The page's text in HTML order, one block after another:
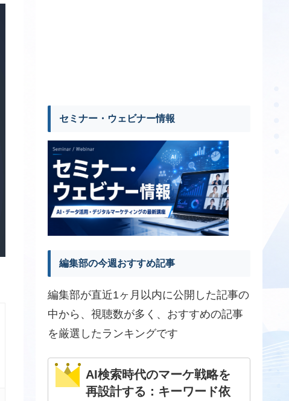
セミナー・ウェビナー情報
編集部の今週おすすめ記事
編集部が直近1ヶ月以内に公開した記事の
中から、視聴数が多く、おすすめの記事
を厳選したランキングです
AI検索時代のマーケ戦略を
再設計する：キーワード依